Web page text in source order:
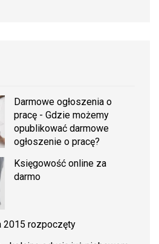
Darmowe ogłoszenia o
pracę - Gdzie możemy
opublikować darmowe
ogłoszenie o pracę?
Księgowość online za
darmo
2015 rozpoczęty